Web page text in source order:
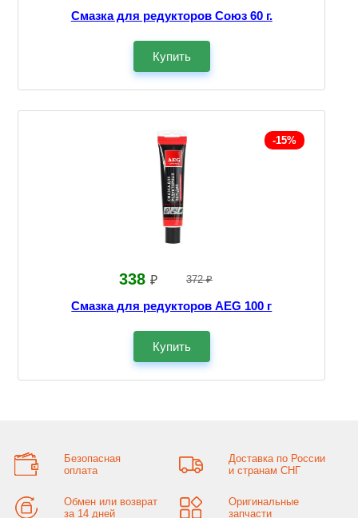
Смазка для редукторов Союз 60 г.
Купить
-15%
338 ₽ 372 ₽
Смазка для редукторов AEG 100 г
Купить
Безопасная
оплата
Доставка по России
и странам СНГ
Обмен или возврат
за 14 дней
Оригинальные
запчасти